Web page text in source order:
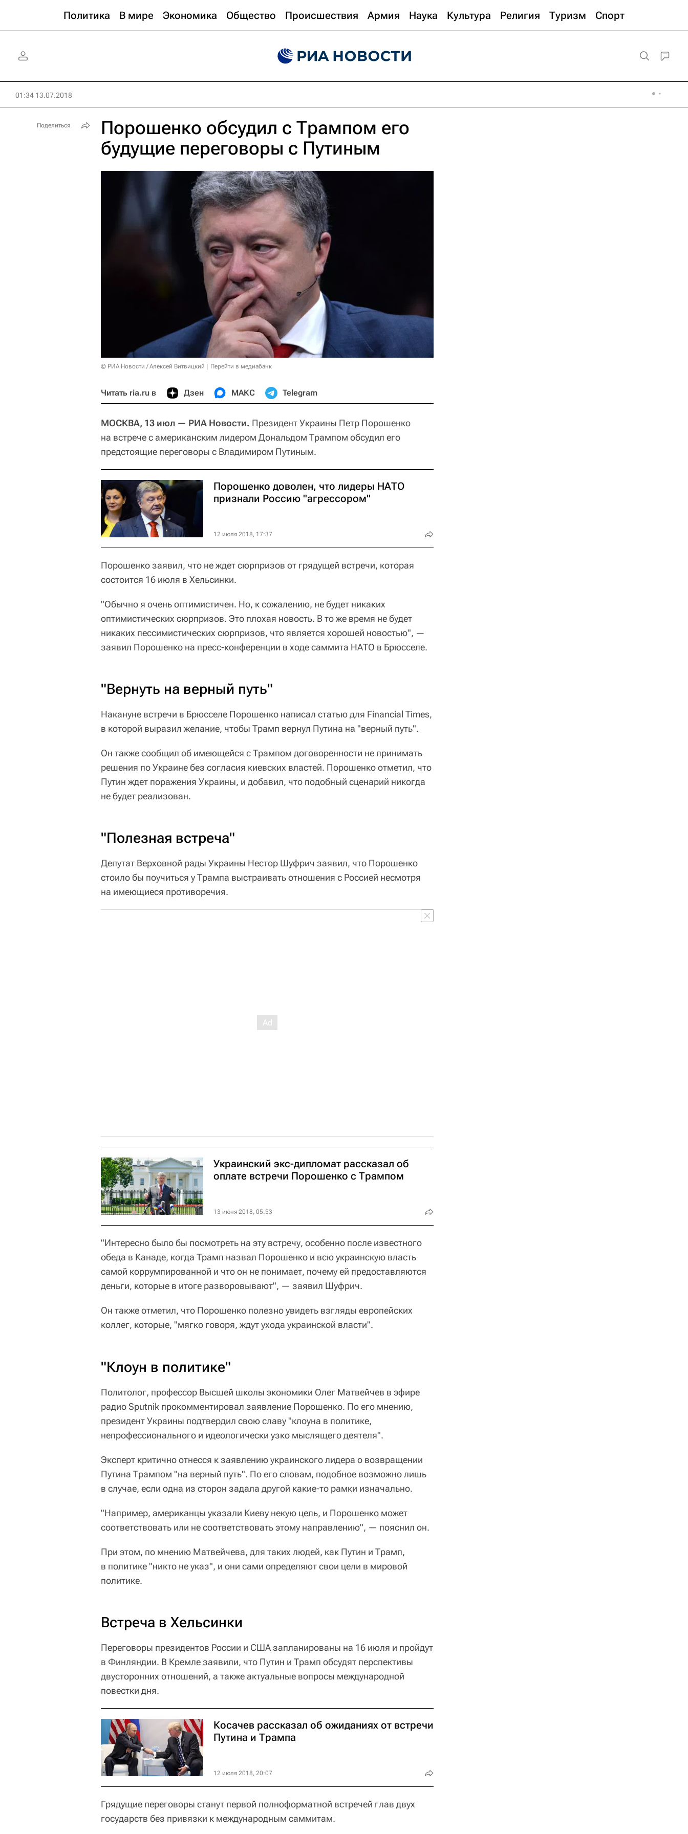
Политика В мире Экономика Общество Происшествия Армия Наука Культура Религия Туризм Спорт
01:34 13.07.2018
Порошенко обсудил с Трампом его
будущие переговоры с Путиным
© РИА Новости / Алексей Витвицкий Перейти в медиабанк
Читать ria.ru в Дзен МАКС Telegram
МОСКВА, 13 июл — РИА Новости. Президент Украины Петр Порошенко
на встрече с американским лидером Дональдом Трампом обсудил его
предстоящие переговоры с Владимиром Путиным.
Порошенко доволен, что лидеры НАТО
признали Россию "агрессором"
12 июля 2018, 17:37
Порошенко заявил, что не ждет сюрпризов от грядущей встречи, которая
состоится 16 июля в Хельсинки.
"Обычно я очень оптимистичен. Но, к сожалению, не будет никаких
оптимистических сюрпризов. Это плохая новость. В то же время не будет
никаких пессимистических сюрпризов, что является хорошей новостью", —
заявил Порошенко на пресс-конференции в ходе саммита НАТО в Брюсселе.
"Вернуть на верный путь"
Накануне встречи в Брюсселе Порошенко написал статью для Financial Times,
в которой выразил желание, чтобы Трамп вернул Путина на "верный путь".
Он также сообщил об имеющейся с Трампом договоренности не принимать
решения по Украине без согласия киевских властей. Порошенко отметил, что
Путин ждет поражения Украины, и добавил, что подобный сценарий никогда
не будет реализован.
"Полезная встреча"
Депутат Верховной рады Украины Нестор Шуфрич заявил, что Порошенко
стоило бы поучиться у Трампа выстраивать отношения с Россией несмотря
на имеющиеся противоречия.
Украинский экс-дипломат рассказал об
оплате встречи Порошенко с Трампом
13 июня 2018, 05:53
"Интересно было бы посмотреть на эту встречу, особенно после известного
обеда в Канаде, когда Трамп назвал Порошенко и всю украинскую власть
самой коррумпированной и что он не понимает, почему ей предоставляются
деньги, которые в итоге разворовывают", — заявил Шуфрич.
Он также отметил, что Порошенко полезно увидеть взгляды европейских
коллег, которые, "мягко говоря, ждут ухода украинской власти".
"Клоун в политике"
Политолог, профессор Высшей школы экономики Олег Матвейчев в эфире
радио Sputnik прокомментировал заявление Порошенко. По его мнению,
президент Украины подтвердил свою славу "клоуна в политике,
непрофессионального и идеологически узко мыслящего деятеля".
Эксперт критично отнесся к заявлению украинского лидера о возвращении
Путина Трампом "на верный путь". По его словам, подобное возможно лишь
в случае, если одна из сторон задала другой какие-то рамки изначально.
"Например, американцы указали Киеву некую цель, и Порошенко может
соответствовать или не соответствовать этому направлению", — пояснил он.
При этом, по мнению Матвейчева, для таких людей, как Путин и Трамп,
в политике "никто не указ", и они сами определяют свои цели в мировой
политике.
Встреча в Хельсинки
Переговоры президентов России и США запланированы на 16 июля и пройдут
в Финляндии. В Кремле заявили, что Путин и Трамп обсудят перспективы
двусторонних отношений, а также актуальные вопросы международной
повестки дня.
Косачев рассказал об ожиданиях от встречи
Путина и Трампа
12 июля 2018, 20:07
Грядущие переговоры станут первой полноформатной встречей глав двух
государств без привязки к международным саммитам.
Поделиться